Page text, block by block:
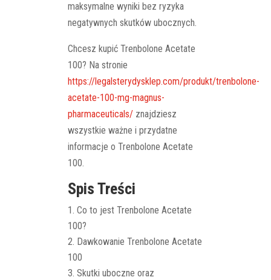
maksymalne wyniki bez ryzyka
negatywnych skutków ubocznych.
Chcesz kupić Trenbolone Acetate
100? Na stronie
https://legalsterydysklep.com/produkt/trenbolone-
acetate-100-mg-magnus-
pharmaceuticals/ znajdziesz
wszystkie ważne i przydatne
informacje o Trenbolone Acetate
100.
Spis Treści
Co to jest Trenbolone Acetate
100?
Dawkowanie Trenbolone Acetate
100
Skutki uboczne oraz